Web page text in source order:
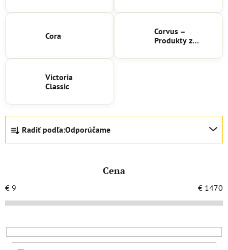
krištáľu
Cora
Corvus –
Produkty z
krištáľu
Victoria
Classic
R
d
i
e
r
o
Radiť podľa:Odporúčame
Cena
€ 9 € 1470